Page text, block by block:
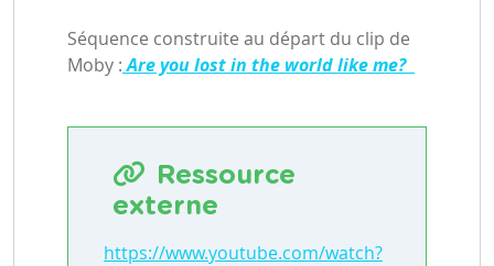
Séquence construite au départ du clip de
Moby : Are you lost in the world like me?
Ressource
externe
https://www.youtube.com/watch?